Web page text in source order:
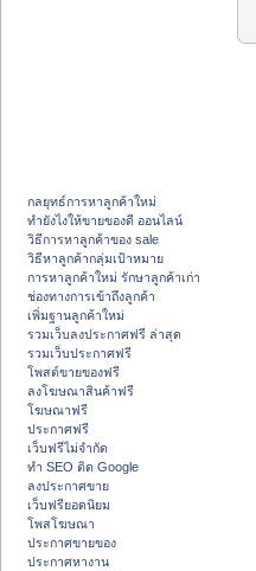
กลยุทธ์การหาลูกค้าใหม่
ทํายังไงให้ขายของดี ออนไลน์
วิธีการหาลูกค้าของ sale
วิธีหาลูกค้ากลุ่มเป้าหมาย
การหาลูกค้าใหม่ รักษาลูกค้าเก่า
ช่องทางการเข้าถึงลูกค้า
เพิ่มฐานลูกค้าใหม่
รวมเว็บลงประกาศฟรี ล่าสุด
รวมเว็บประกาศฟรี
โพสต์ขายของฟรี
ลงโฆษณาสินค้าฟรี
โฆษณาฟรี
ประกาศฟรี
เว็บฟรีไม่จำกัด
ทำ SEO ติด Google
ลงประกาศขาย
เว็บฟรียอดนิยม
โพสโฆษณา
ประกาศขายของ
ประกาศหางาน